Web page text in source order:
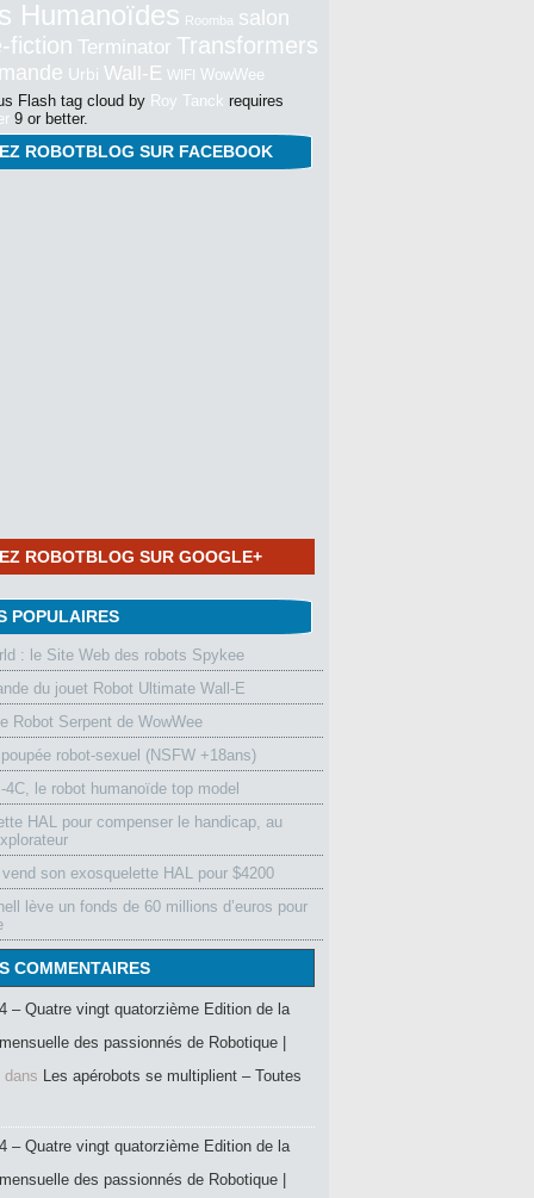
Humanoïdes Roomba salon
fiction Terminator Transformers
Urbi Wall-E WIFI WowWee
Flash tag cloud by Roy Tanck requires
9 or better.
ROBOTBLOG SUR FACEBOOK
ROBOTBLOG SUR GOOGLE+
POPULAIRES
: le Site Web des robots Spykee
du jouet Robot Ultimate Wall-E
Robot Serpent de WowWee
robot-sexuel (NSFW +18ans)
4C, le robot humanoïde top model
HAL pour compenser le handicap, au
son exosquelette HAL pour $4200
lève un fonds de 60 millions d’euros pour
COMMENTAIRES
– Quatre vingt quatorzième Edition de la
des passionnés de Robotique |
dans Les apérobots se multiplient – Toutes
– Quatre vingt quatorzième Edition de la
des passionnés de Robotique |